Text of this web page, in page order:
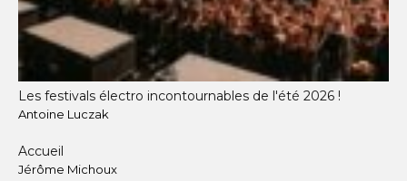
Les festivals électro incontournables de l'été 2026 !
Antoine Luczak
Accueil
Jérôme Michoux